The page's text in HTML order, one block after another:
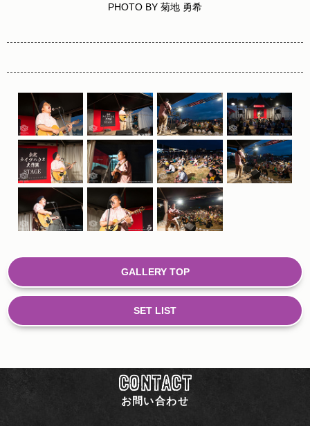
PHOTO BY 菊地 勇希
GALLERY TOP
SET LIST
CONTACT
お問い合わせ